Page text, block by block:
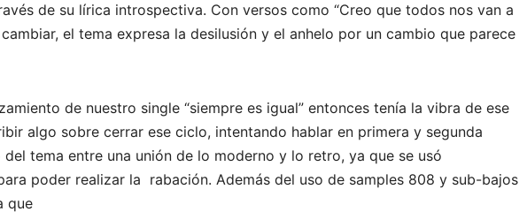
de su lírica introspectiva. Con versos como “Creo que todos nos van a
el tema expresa la desilusión y el anhelo por un cambio que parece
de nuestro single “siempre es igual” entonces tenía la vibra de ese
algo sobre cerrar ese ciclo, intentando hablar en primera y segunda
tema entre una unión de lo moderno y lo retro, ya que se usó
poder realizar la rabación. Además del uso de samples 808 y sub-bajos
que